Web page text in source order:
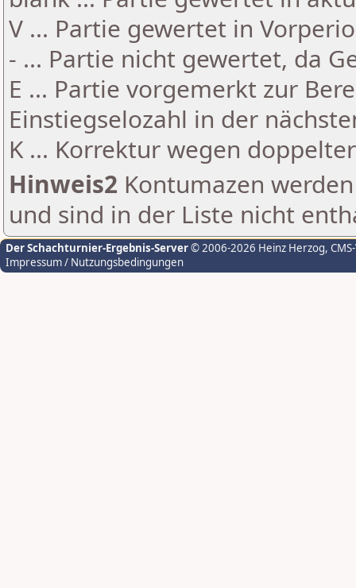
V ... Partie gewertet in
- ... Partie nicht gewertet, da
E ... Partie vorgemerkt zur
Einstiegselozahl in der
K ... Korrektur wegen
Hinweis2 Kontumazen
und sind in der Liste nicht
Der Schachturnier-Ergebnis-Server© 2006-2026 Heinz Herzog,
Impressum / Nutzungsbedingungen